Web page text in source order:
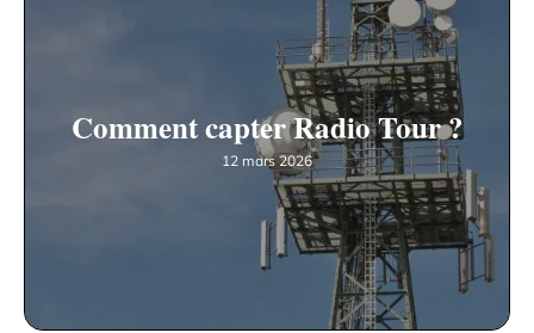
Comment capter Radio Tour ?
12 mars 2026